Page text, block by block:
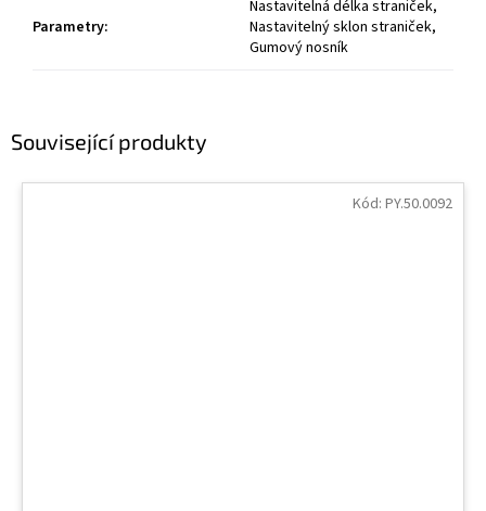
Související produkty
Kód: PY.50.0092
Parametry:
Nastavitelná délka straniček,
Nastavitelný sklon straniček,
Gumový nosník